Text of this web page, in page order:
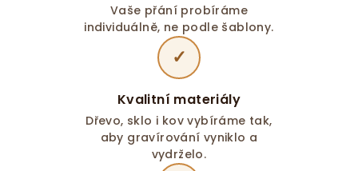
Vaše přání probíráme
individuálně, ne podle šablony.
✓
Kvalitní materiály
Dřevo, sklo i kov vybíráme tak,
aby gravírování vyniklo a
vydrželo.